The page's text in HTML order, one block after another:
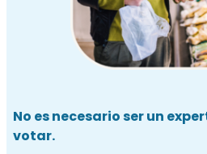
No es necesario ser un
votar.